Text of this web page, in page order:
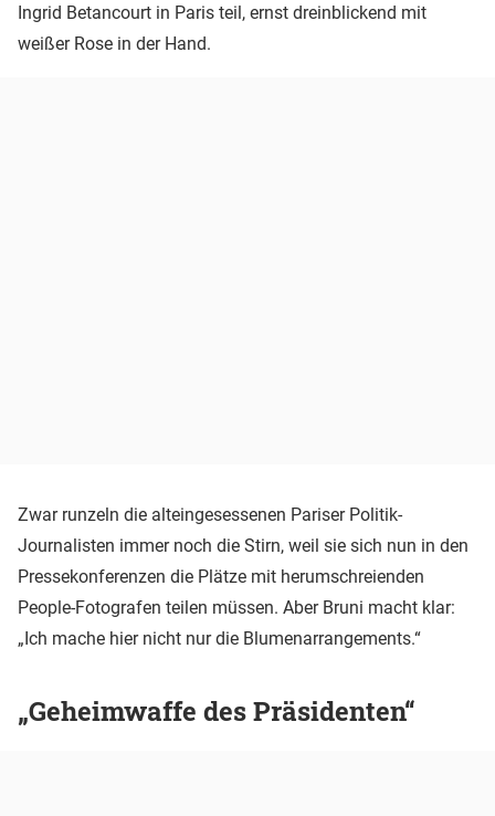
Ingrid Betancourt in Paris teil, ernst dreinblickend mit
weißer Rose in der Hand.
Zwar runzeln die alteingesessenen Pariser Politik-
Journalisten immer noch die Stirn, weil sie sich nun in den
Pressekonferenzen die Plätze mit herumschreienden
People-Fotografen teilen müssen. Aber Bruni macht klar:
„Ich mache hier nicht nur die Blumenarrangements.“
„Geheimwaffe des Präsidenten“